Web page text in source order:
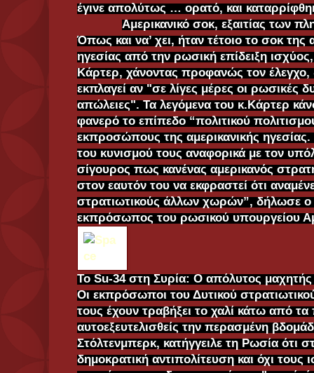
έγινε απολύτως … ορατό, και
Αμερικανικό σοκ, εξαιτίας των
Όπως και να’ χει, ήταν τέτοιο το σοκ της
ηγεσίας από την ρωσική επίδειξη
Κάρτερ, χάνοντας προφανώς τον
εκπλαγεί αν "σε λίγες μέρες οι ρωσικές
απώλειες". Τα λεγόμενα του κ.Κάρτερ
φανερό το επίπεδο “πολιτικού
εκπροσώπους της αμερικανικής ηγεσίας.
του κυνισμού τους αναφορικά με τον
σίγουρος πως κανένας αμερικανός
στον εαυτόν του να εκφραστεί ότι
στρατιωτικούς άλλων χωρών”, δήλωσε ο
εκπρόσωπος του ρωσικού υπουργείου
Το Su-34 στη Συρία: Ο απόλυτος
Οι εκπρόσωποι του Δυτικού
τους έχουν τραβήξει το χαλί κάτω από
αυτοεξευτελισθείς την περασμένη
Στόλτενμπερκ, κατήγγειλε τη Ρωσία ότι
δημοκρατική αντιπολίτευση και όχι τους